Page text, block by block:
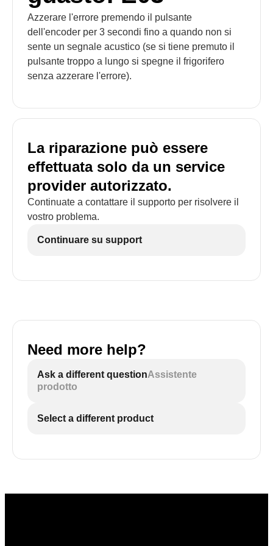
Azzerare l'errore premendo il pulsante
dell'encoder per 3 secondi fino a quando non si
sente un segnale acustico (se si tiene premuto il
pulsante troppo a lungo si spegne il frigorifero
senza azzerare l'errore).
La riparazione può essere
effettuata solo da un service
provider autorizzato.
Continuate a contattare il supporto per risolvere il
vostro problema.
Continuare su support
Need more help?
Ask a different questionAssistente
prodotto
Select a different product